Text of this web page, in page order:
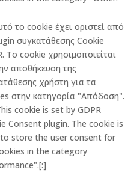
το cookie έχει οριστεί από
συγκατάθεσης Cookie
Το cookie χρησιμοποιείται
αποθήκευση της
χρήστη για τα
στην κατηγορία "Απόδοση".
cookie is set by GDPR
Consent plugin. The cookie is
store the user consent for
in the category